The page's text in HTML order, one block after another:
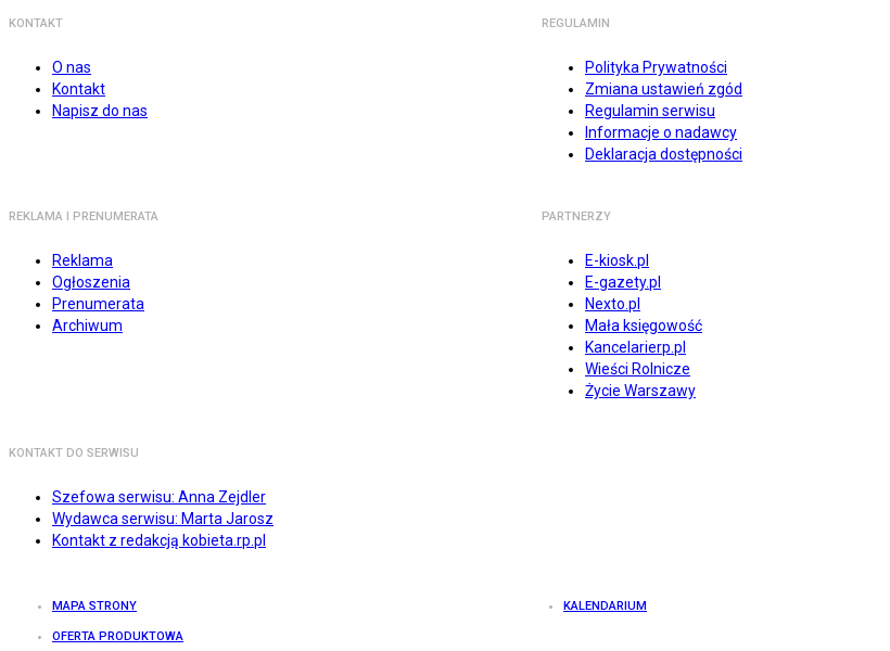
KONTAKT
O nas
Kontakt
Napisz do nas
REGULAMIN
Polityka Prywatności
Zmiana ustawień zgód
Regulamin serwisu
Informacje o nadawcy
Deklaracja dostępności
REKLAMA I PRENUMERATA
Reklama
Ogłoszenia
Prenumerata
Archiwum
PARTNERZY
E-kiosk.pl
E-gazety.pl
Nexto.pl
Mała księgowość
Kancelarierp.pl
Wieści Rolnicze
Życie Warszawy
KONTAKT DO SERWISU
Szefowa serwisu: Anna Zejdler
Wydawca serwisu: Marta Jarosz
Kontakt z redakcją kobieta.rp.pl
MAPA STRONY KALENDARIUM
OFERTA PRODUKTOWA